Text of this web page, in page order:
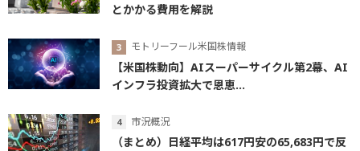
とかかる費用を解説
モトリーフール米国株情報
【米国株動向】AIスーパーサイクル第2幕、AI
インフラ投資拡大で恩恵...
市況概況
（まとめ）日経平均は617円安の65,683円で反